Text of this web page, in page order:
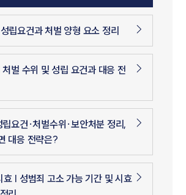
립요건과 처벌 양형 요소 정리
벌 수위 및 성립 요건과 대응 전
요건·처벌수위·보안처분 정리,
대응 전략은?
효 | 성범죄 고소 가능 기간 및 시효